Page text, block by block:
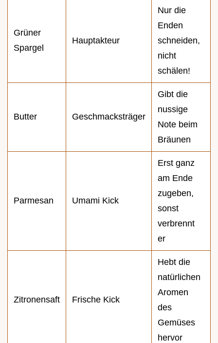
Grüner
Spargel
Hauptakteur
Nur die
Enden
schneiden,
nicht
schälen!
Butter Geschmacksträger
Gibt die
nussige
Note beim
Bräunen
Parmesan Umami Kick
Erst ganz
am Ende
zugeben,
sonst
verbrennt
er
Zitronensaft Frische Kick
Hebt die
natürlichen
Aromen
des
Gemüses
hervor